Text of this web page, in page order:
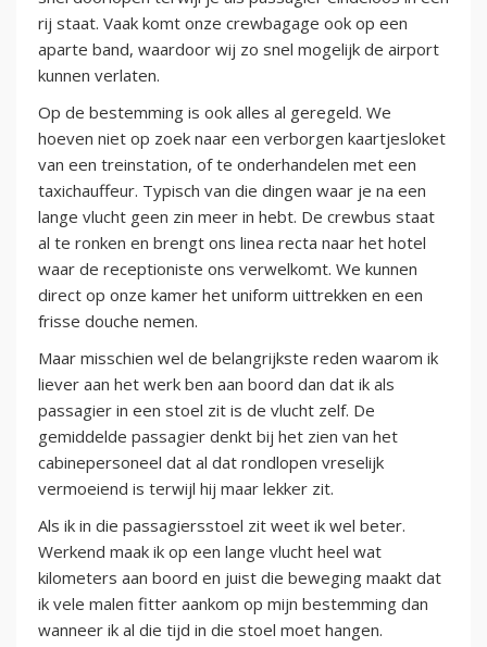
rij staat. Vaak komt onze crewbagage ook op een
aparte band, waardoor wij zo snel mogelijk de airport
kunnen verlaten.
Op de bestemming is ook alles al geregeld. We
hoeven niet op zoek naar een verborgen kaartjesloket
van een treinstation, of te onderhandelen met een
taxichauffeur. Typisch van die dingen waar je na een
lange vlucht geen zin meer in hebt. De crewbus staat
al te ronken en brengt ons linea recta naar het hotel
waar de receptioniste ons verwelkomt. We kunnen
direct op onze kamer het uniform uittrekken en een
frisse douche nemen.
Maar misschien wel de belangrijkste reden waarom ik
liever aan het werk ben aan boord dan dat ik als
passagier in een stoel zit is de vlucht zelf. De
gemiddelde passagier denkt bij het zien van het
cabinepersoneel dat al dat rondlopen vreselijk
vermoeiend is terwijl hij maar lekker zit.
Als ik in die passagiersstoel zit weet ik wel beter.
Werkend maak ik op een lange vlucht heel wat
kilometers aan boord en juist die beweging maakt dat
ik vele malen fitter aankom op mijn bestemming dan
wanneer ik al die tijd in die stoel moet hangen.